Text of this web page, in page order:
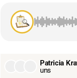
Patricia
uns